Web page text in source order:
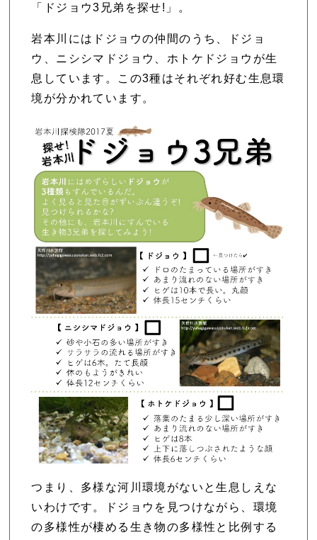
「ドジョウ3兄弟を探せ!」。
岩本川にはドジョウの仲間のうち、ドジョ
ウ、ニシシマドジョウ、ホトケドジョウが生
息しています。この3種はそれぞれ好む生息環
境が分かれています。
つまり、多様な河川環境がないと生息しえな
いわけです。ドジョウを見つけながら、環境
の多様性が棲める生き物の多様性と比例する